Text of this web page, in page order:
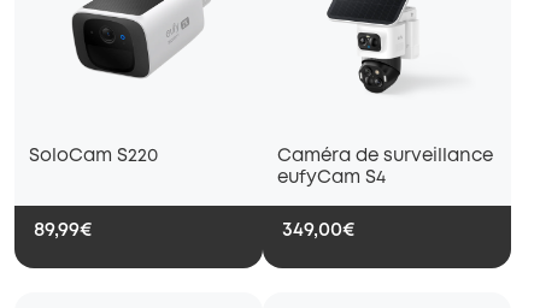
SoloCam S220
89,99€
Caméra de surveillance
eufyCam S4
349,00€